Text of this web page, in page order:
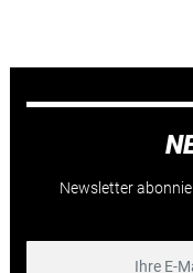
Newsletter